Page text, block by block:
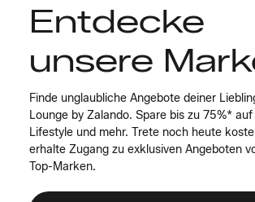
Entdecke
unsere
Finde unglaubliche Angebote deiner
Lounge by Zalando. Spare bis zu 75%* auf
Lifestyle und mehr. Trete noch heute
erhalte Zugang zu exklusiven Angeboten
Top-Marken.